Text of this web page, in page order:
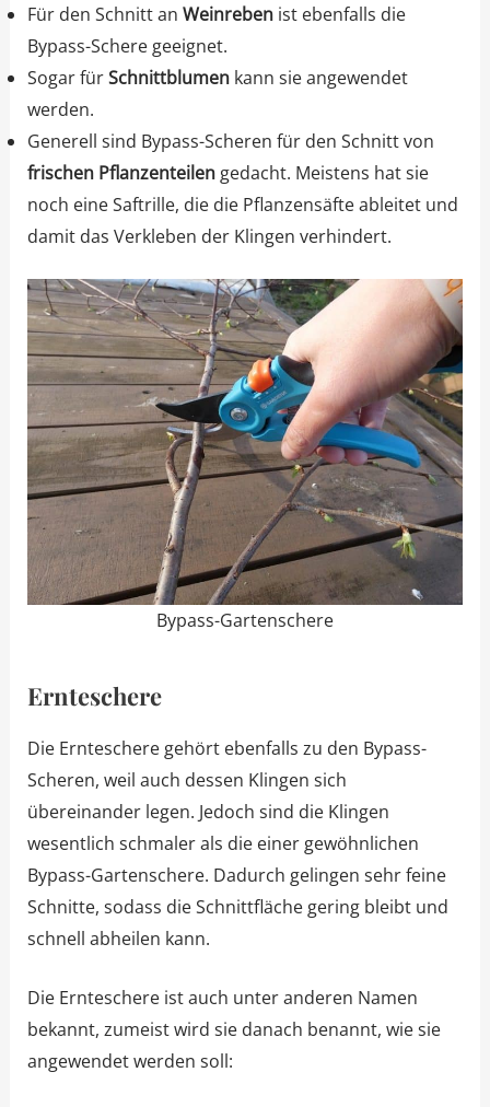
Für den Schnitt an Weinreben ist ebenfalls die
Bypass-Schere geeignet.
Sogar fürSchnittblumen kann sie angewendet
werden.
Generell sind Bypass-Scheren für den Schnitt von
frischen Pflanzenteilengedacht. Meistens hat sie
noch eine Saftrille, die die Pflanzensäfte ableitet und
damit das Verkleben der Klingen verhindert.
Bypass-Gartenschere
Ernteschere
Die Ernteschere gehört ebenfalls zu den Bypass-
Scheren, weil auch dessen Klingen sich
übereinander legen. Jedoch sind die Klingen
wesentlich schmaler als die einer gewöhnlichen
Bypass-Gartenschere. Dadurch gelingen sehr feine
Schnitte, sodass die Schnittfläche gering bleibt und
schnell abheilen kann.
Die Ernteschere ist auch unter anderen Namen
bekannt, zumeist wird sie danach benannt, wie sie
angewendet werden soll: